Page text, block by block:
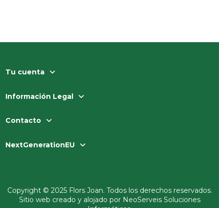
Tu cuenta
Información Legal
Contacto
NextGenerationEU
Copyright © 2025 Flors Joan. Todos los derechos reservados.
Sitio web creado y alojado por NeoServeis Soluciones